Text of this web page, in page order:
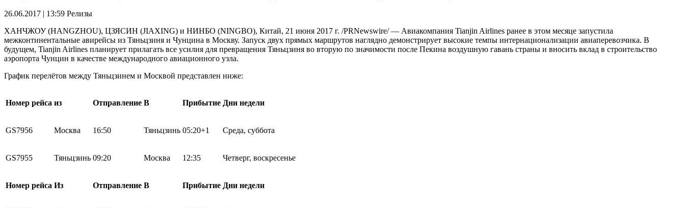
26.06.2017 | 13:59 Релизы
ХАНЧЖОУ (HANGZHOU), ЦЗЯСИН (JIAXING) и НИНБО (NINGBO), Китай, 21 июня 2017 г. /PRNewswire/ — Авиакомпания Tianjin Airlines ранее в этом месяце запустила
межконтинентальные авирейсы из Тяньцзиня и Чунцина в Москву. Запуск двух прямых маршрутов наглядно демонстрирует высокие темпы интернационализации авиаперевозчика. В
будущем, Tianjin Airlines планирует прилагать все усилия для превращения Тяньцзиня во вторую по значимости после Пекина воздушную гавань страны и вносить вклад в строительство
аэропорта Чунцин в качестве международного авиационного узла.
График перелётов между Тяньцзинем и Москвой представлен ниже:
Номер рейса из Отправление В Прибытие Дни недели
GS7956 Москва 16:50 Тяньцзинь 05:20+1 Среда, суббота
GS7955 Тяньцзинь 09:20 Москва 12:35 Четверг, воскресенье
Номер рейса Из Отправление В Прибытие Дни недели